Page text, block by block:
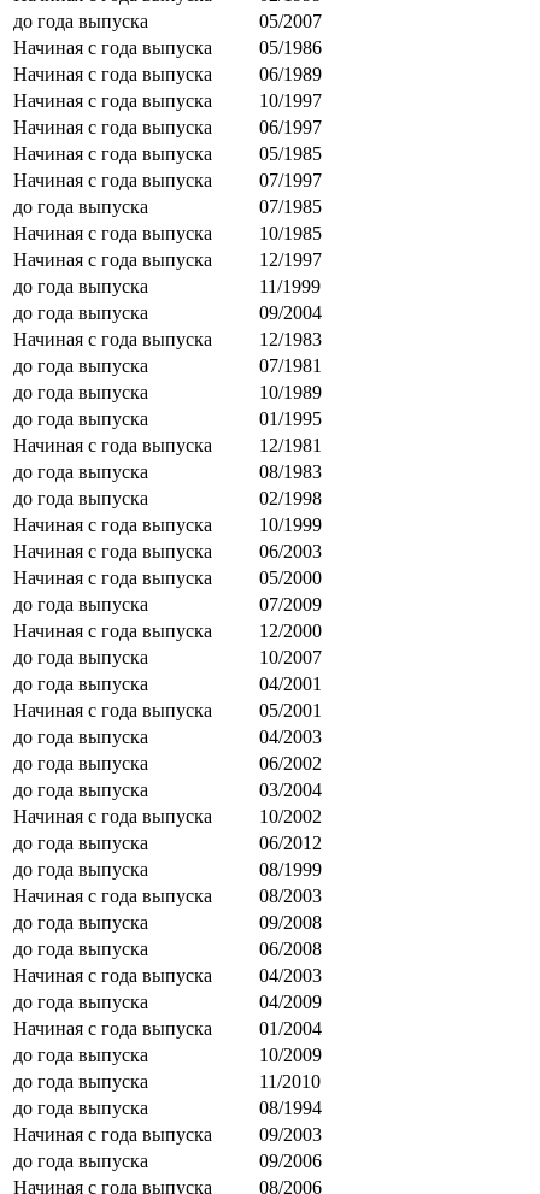
до года выпуска
05/2007
Начиная с года выпуска
05/1986
Начиная с года выпуска
06/1989
Начиная с года выпуска
10/1997
Начиная с года выпуска
06/1997
Начиная с года выпуска
05/1985
Начиная с года выпуска
07/1997
до года выпуска
07/1985
Начиная с года выпуска
10/1985
Начиная с года выпуска
12/1997
до года выпуска
11/1999
до года выпуска
09/2004
Начиная с года выпуска
12/1983
до года выпуска
07/1981
до года выпуска
10/1989
до года выпуска
01/1995
Начиная с года выпуска
12/1981
до года выпуска
08/1983
до года выпуска
02/1998
Начиная с года выпуска
10/1999
Начиная с года выпуска
06/2003
Начиная с года выпуска
05/2000
до года выпуска
07/2009
Начиная с года выпуска
12/2000
до года выпуска
10/2007
до года выпуска
04/2001
Начиная с года выпуска
05/2001
до года выпуска
04/2003
до года выпуска
06/2002
до года выпуска
03/2004
Начиная с года выпуска
10/2002
до года выпуска
06/2012
до года выпуска
08/1999
Начиная с года выпуска
08/2003
до года выпуска
09/2008
до года выпуска
06/2008
Начиная с года выпуска
04/2003
до года выпуска
04/2009
Начиная с года выпуска
01/2004
до года выпуска
10/2009
до года выпуска
11/2010
до года выпуска
08/1994
Начиная с года выпуска
09/2003
до года выпуска
09/2006
Начиная с года выпуска
08/2006